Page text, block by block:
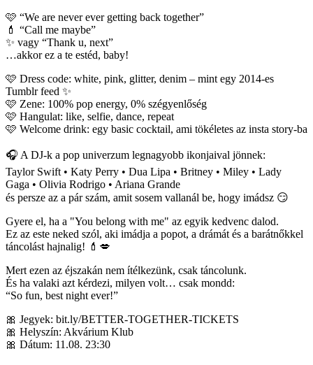
🩷 “We are never ever getting back together”
💄 “Call me maybe”
✨ vagy “Thank u, next”
…akkor ez a te estéd, baby!
🩷 Dress code: white, pink, glitter, denim – mint egy 2014-es
Tumblr feed ✨
🩷 Zene: 100% pop energy, 0% szégyenlőség
🩷 Hangulat: like, selfie, dance, repeat
🩷 Welcome drink: egy basic cocktail, ami tökéletes az insta story-ba
🎧 A DJ-k a pop univerzum legnagyobb ikonjaival jönnek:
Taylor Swift • Katy Perry • Dua Lipa • Britney • Miley • Lady
Gaga • Olivia Rodrigo • Ariana Grande
és persze az a pár szám, amit sosem vallanál be, hogy imádsz 😏
Gyere el, ha a "You belong with me" az egyik kedvenc dalod.
Ez az este neked szól, aki imádja a popot, a drámát és a barátnőkkel
táncolást hajnalig! 💄💋
Mert ezen az éjszakán nem ítélkezünk, csak táncolunk.
És ha valaki azt kérdezi, milyen volt… csak mondd:
“So fun, best night ever!”
🎀 Jegyek: bit.ly/BETTER-TOGETHER-TICKETS
🎀 Helyszín: Akvárium Klub
🎀 Dátum: 11.08. 23:30